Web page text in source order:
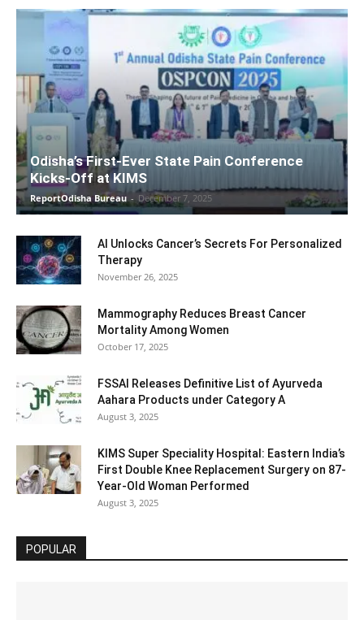
Odisha’s First-Ever State Pain Conference
Kicks-Off at KIMS
ReportOdisha Bureau - December 7, 2025
AI Unlocks Cancer’s Secrets For Personalized
Therapy
November 26, 2025
Mammography Reduces Breast Cancer
Mortality Among Women
October 17, 2025
FSSAI Releases Definitive List of Ayurveda
Aahara Products under Category A
August 3, 2025
KIMS Super Speciality Hospital: Eastern India’s
First Double Knee Replacement Surgery on 87-
Year-Old Woman Performed
August 3, 2025
POPULAR